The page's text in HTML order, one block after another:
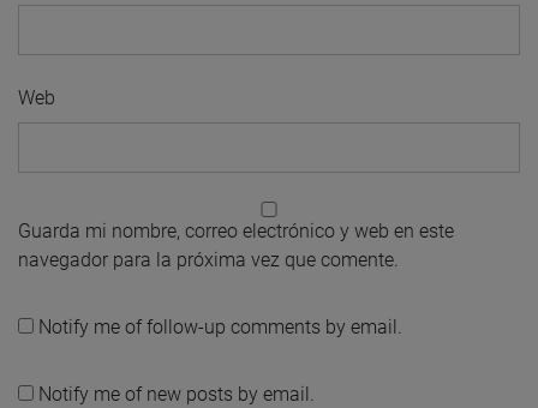
Web
Guarda mi nombre, correo electrónico y web en este
navegador para la próxima vez que comente.
Notify me of follow-up comments by email.
Notify me of new posts by email.